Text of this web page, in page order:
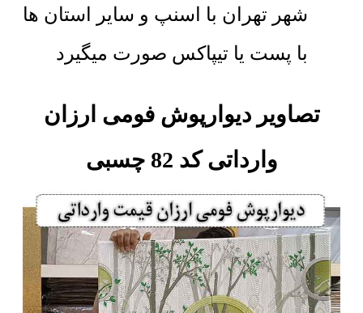
شهر تهران با اسنپ و سایر استان ها
با پست یا تیپاکس صورت میگیرد
تصاویر دیوارپوش فومی ارزان
وارداتی کد 82 چسبی